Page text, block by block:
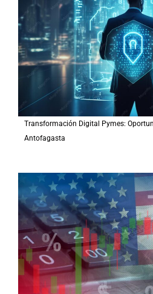
Transformación Digital Pymes:
Antofagasta